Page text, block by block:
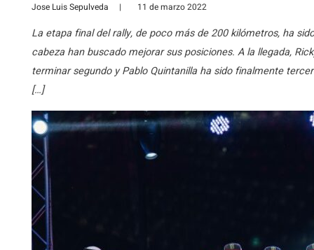
Jose Luis Sepulveda | 11 de marzo 2022
La etapa final del rally, de poco más de 200 kilómetros, ha
cabeza han buscado mejorar sus posiciones. A la llegada,
terminar segundo y Pablo Quintanilla ha sido finalmente
[…]